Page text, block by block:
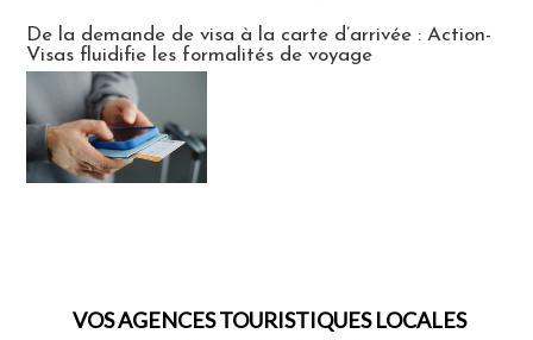
De la demande de visa à la carte d’arrivée : Action-
Visas fluidifie les formalités de voyage
VOS AGENCES TOURISTIQUES LOCALES